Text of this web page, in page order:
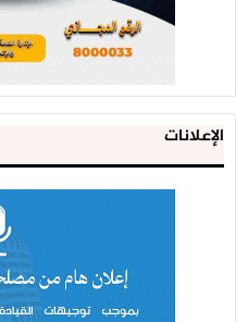
الإعلانات